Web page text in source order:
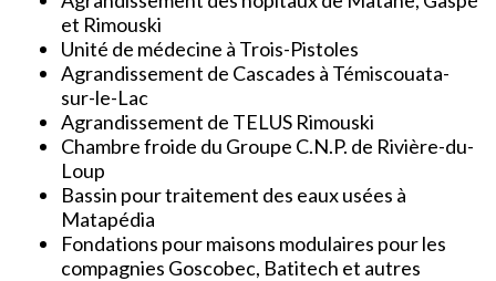
et Rimouski
Unité de médecine à Trois-Pistoles
Agrandissement de Cascades à Témiscouata-
sur-le-Lac
Agrandissement de TELUS Rimouski
Chambre froide du Groupe C.N.P. de Rivière-du-
Loup
Bassin pour traitement des eaux usées à
Matapédia
Fondations pour maisons modulaires pour les
compagnies Goscobec, Batitech et autres